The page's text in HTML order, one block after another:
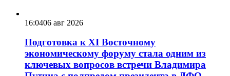
16:0406 авг 2026
Подготовка к XI Восточному
экономическому форуму стала одним из
ключевых вопросов встречи Владимира